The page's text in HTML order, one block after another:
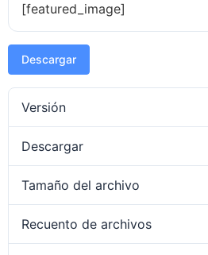
[featured_image]
Descargar
Versión
Descargar
Tamaño del archivo
Recuento de archivos